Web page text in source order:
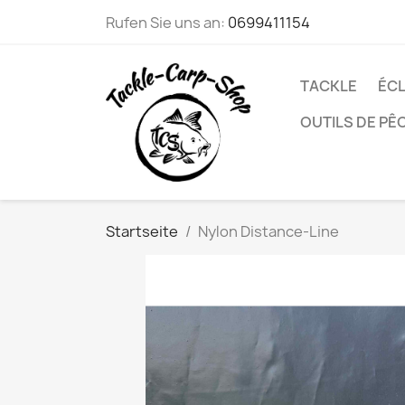
Rufen Sie uns an: 0699411154
TACKLE
OUTILS DE
Startseite Nylon Distance-Line